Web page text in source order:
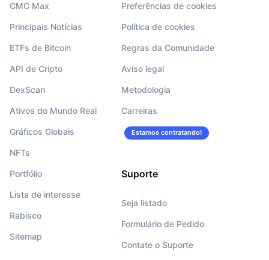
CMC Max
Principais Notícias
ETFs de Bitcoin
API de Cripto
DexScan
Ativos do Mundo Real
Gráficos Globais
NFTs
Portfólio
Lista de interesse
Rabisco
Sitemap
Preferências de cookies
Política de cookies
Regras da Comunidade
Aviso legal
Metodologia
Carreiras
Estamos contratando!
Suporte
Seja listado
Formulário de Pedido
Contate o Suporte